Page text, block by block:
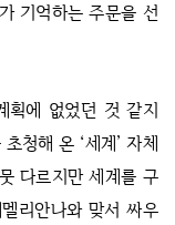
기억하는 주문을 선
획에 없었던 것 같지
청해 온 ‘세계’ 자체
다르지만 세계를 구
리안나와 맞서 싸우